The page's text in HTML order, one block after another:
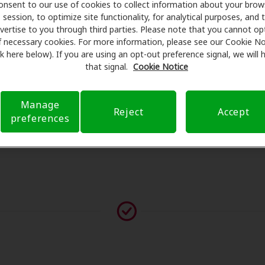
to our use of cookies to collect information about your
session, to optimize site functionality, for analytical purposes, and
to you through third parties. Please note that you cannot
necessary cookies. For more information, please see our Cookie
here below). If you are using an opt-out preference signal, we will
that signal. Cookie Notice
Manage
preferences
Reject Accept
especiales en audífonos y atención auditiva.
exámenes con profesionales licenciados para
su consulta en Fairwood Hearing Care, Amplifon
para reducir sus gastos de bolsillo y de presentar
de atención auditiva y liberarlo de
el seguro y con opciones de pago flexibles cuando
contáctenos si no aparece ningún proveedor en esta